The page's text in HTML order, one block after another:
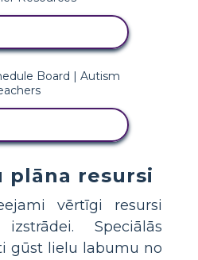
plāna resursi
vērtīgi resursi
Speciālās
gūst lielu labumu no